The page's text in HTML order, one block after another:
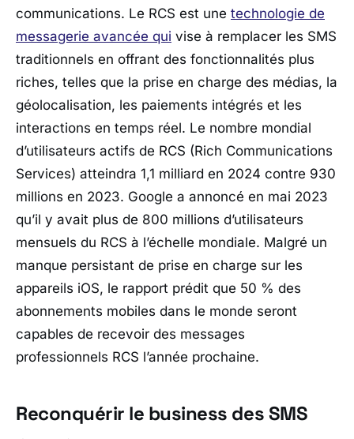
communications. Le RCS est une technologie de
messagerie avancée qui vise à remplacer les SMS
traditionnels en offrant des fonctionnalités plus
riches, telles que la prise en charge des médias, la
géolocalisation, les paiements intégrés et les
interactions en temps réel. Le nombre mondial
d’utilisateurs actifs de RCS (Rich Communications
Services) atteindra 1,1 milliard en 2024 contre 930
millions en 2023. Google a annoncé en mai 2023
qu’il y avait plus de 800 millions d’utilisateurs
mensuels du RCS à l’échelle mondiale. Malgré un
manque persistant de prise en charge sur les
appareils iOS, le rapport prédit que 50 % des
abonnements mobiles dans le monde seront
capables de recevoir des messages
professionnels RCS l’année prochaine.
Reconquérir le business des SMS